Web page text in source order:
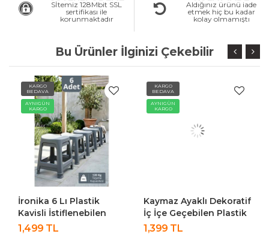
Sİtemiz 128Mbit SSL
sertifikası ile
korunmaktadır
Aldığınız ürünü iade
etmek hiç bu kadar
kolay olmamıştı
Bu Ürünler İlginizi Çekebilir
KARGO
BEDAVA
AYNIGÜN
KARGO
İronika 6 Lı Plastik
Kavisli İstiflenebilen
Ortopedik Rahat
Tabure - Gri
1,499 TL
KARGO
BEDAVA
AYNIGÜN
KARGO
Kaymaz Ayaklı Dekoratif
İç İçe Geçebilen Plastik
Tabure Mutfak Bahçe
Taburesi 4 Adet
1,399 TL